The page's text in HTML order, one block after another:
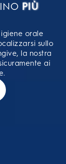
PIÙ
orale
sullo
la nostra
ai